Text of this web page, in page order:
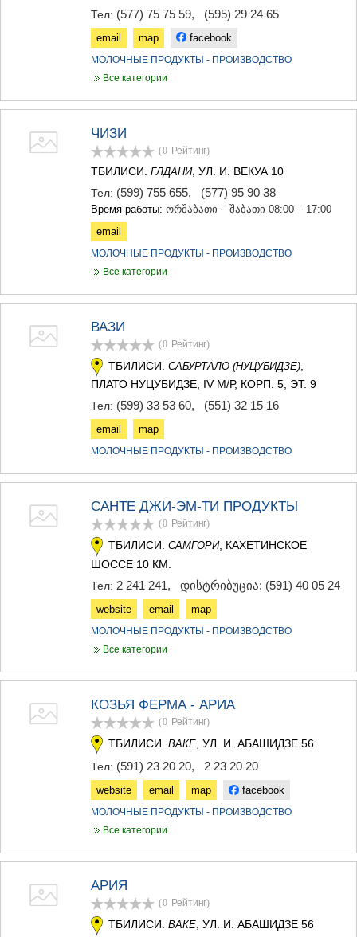
Тел: (577) 75 75 59, (595) 29 24 65
email map facebook
МОЛОЧНЫЕ ПРОДУКТЫ - ПРОИЗВОДСТВО
Все категории
ЧИЗИ
(0 Рейтинг)
ТБИЛИСИ. ГЛДАНИ, УЛ. И. ВЕКУА 10
Тел: (599) 755 655, (577) 95 90 38
Время работы: ორშაბათი – შაბათი 08:00 – 17:00
email
МОЛОЧНЫЕ ПРОДУКТЫ - ПРОИЗВОДСТВО
Все категории
ВАЗИ
(0 Рейтинг)
ТБИЛИСИ. САБУРТАЛО (НУЦУБИДЗЕ)
ПЛАТО НУЦУБИДЗЕ, IV М/Р, КОРП. 5, ЭТ. 9
Тел: (599) 33 53 60, (551) 32 15 16
email map
МОЛОЧНЫЕ ПРОДУКТЫ - ПРОИЗВОДСТВО
САНТЕ ДЖИ-ЭМ-ТИ ПРОДУКТЫ
(0 Рейтинг)
ТБИЛИСИ. САМГОРИ, КАХЕТИНСКОЕ
ШОССЕ 10 КМ.
Тел: 2 241 241, დისტრიბუცია: (591) 40 05 24
website email map
МОЛОЧНЫЕ ПРОДУКТЫ - ПРОИЗВОДСТВО
Все категории
КОЗЬЯ ФЕРМА - АРИА
(0 Рейтинг)
ТБИЛИСИ. ВАКЕ , УЛ. И. АБАШИДЗЕ 56
Тел: (591) 23 20 20, 2 23 20 20
website email map facebook
МОЛОЧНЫЕ ПРОДУКТЫ - ПРОИЗВОДСТВО
Все категории
АРИЯ
(0 Рейтинг)
ТБИЛИСИ. ВАКЕ, УЛ. И. АБАШИДЗЕ 56